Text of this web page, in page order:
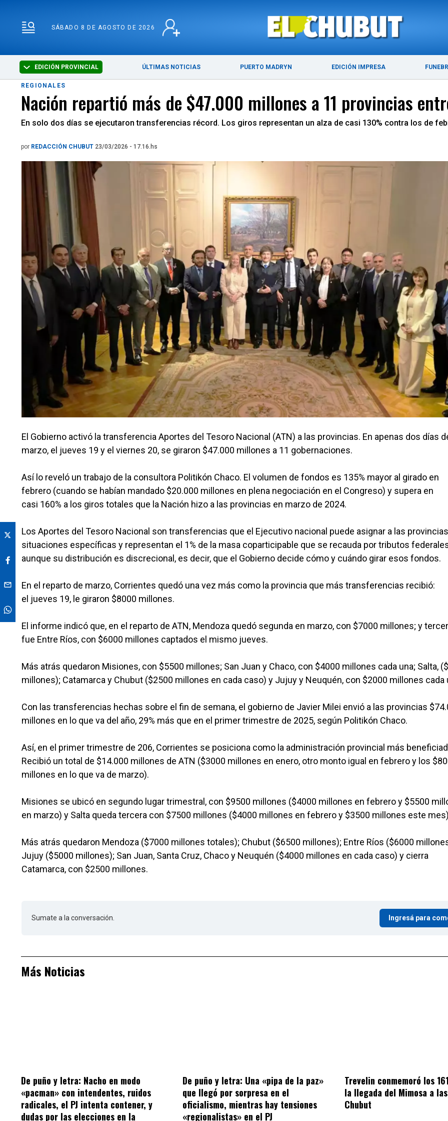
SÁBADO 8 DE AGOSTO DE 2026
EDICIÓN PROVINCIAL ÚLTIMAS NOTICIAS PUERTO MADRYN EDICIÓN IMPRESA
SÁBADO 8 DE AGOSTO DE 2026 ÚLTIMAS NOTICIAS PUERTO MADRYN
REGIONALES
Nación repartió más de $47.000 millones a 11 provincias
En solo dos días se ejecutaron transferencias récord. Los giros representan un alza de casi 130% contra los de
por REDACCIÓN CHUBUT 23/03/2026 - 17.16.hs
El Gobierno activó la transferencia Aportes del Tesoro Nacional (ATN) a las provincias. En apenas dos días
marzo, el jueves 19 y el viernes 20, se giraron $47.000 millones a 11 gobernaciones.
Así lo reveló un trabajo de la consultora Politikón Chaco. El volumen de fondos es 135% mayor al girado en
febrero (cuando se habían mandado $20.000 millones en plena negociación en el Congreso) y supera en
casi 160% a los giros totales que la Nación hizo a las provincias en marzo de 2024.
Los Aportes del Tesoro Nacional son transferencias que el Ejecutivo nacional puede asignar a las
situaciones específicas y representan el 1% de la masa coparticipable que se recauda por tributos
aunque su distribución es discrecional, es decir, que el Gobierno decide cómo y cuándo girar esos fondos.
En el reparto de marzo, Corrientes quedó una vez más como la provincia que más transferencias recibió:
el jueves 19, le giraron $8000 millones.
El informe indicó que, en el reparto de ATN, Mendoza quedó segunda en marzo, con $7000 millones; y
fue Entre Ríos, con $6000 millones captados el mismo jueves.
Más atrás quedaron Misiones, con $5500 millones; San Juan y Chaco, con $4000 millones cada una; Salta,
millones); Catamarca y Chubut ($2500 millones en cada caso) y Jujuy y Neuquén, con $2000 millones cada
Con las transferencias hechas sobre el fin de semana, el gobierno de Javier Milei envió a las provincias
millones en lo que va del año, 29% más que en el primer trimestre de 2025, según Politikón Chaco.
Así, en el primer trimestre de 206, Corrientes se posiciona como la administración provincial más
Recibió un total de $14.000 millones de ATN ($3000 millones en enero, otro monto igual en febrero y los
millones en lo que va de marzo).
Misiones se ubicó en segundo lugar trimestral, con $9500 millones ($4000 millones en febrero y $5500
en marzo) y Salta queda tercera con $7500 millones ($4000 millones en febrero y $3500 millones este
Más atrás quedaron Mendoza ($7000 millones totales); Chubut ($6500 millones); Entre Ríos ($6000
Jujuy ($5000 millones); San Juan, Santa Cruz, Chaco y Neuquén ($4000 millones en cada caso) y cierra
Catamarca, con $2500 millones.
Sumate a la conversación. Ingresá para
Más Noticias
De puño y letra: Nacho en modo
«pacman» con intendentes, ruidos
radicales, el PJ intenta contener, y
dudas por las elecciones en la
De puño y letra: Una «pipa de la paz»
que llegó por sorpresa en el
oficialismo, mientras hay tensiones
«regionalistas» en el PJ
Trevelin conmemoró los
la llegada del Mimosa a
Chubut